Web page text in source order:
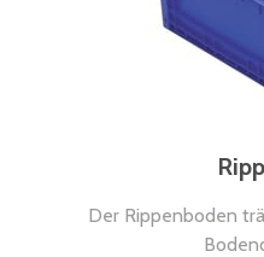
Der Rippenboden